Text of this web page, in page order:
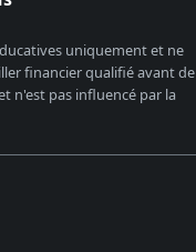
uniquement et ne
financier qualifié avant de
n'est pas influencé par la